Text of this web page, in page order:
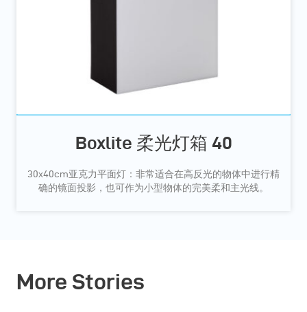
Boxlite 柔光灯箱 40
30x40cm亚克力平面灯：非常适合在高反光的物体中进行精
确的镜面投影，也可作为小型物体的完美柔和主光线。
More Stories